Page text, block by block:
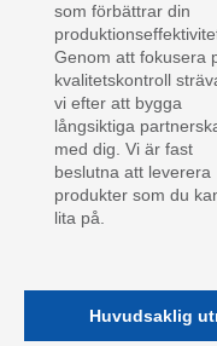
som förbättrar din
Genom att fokusera
kvalitetskontroll
vi efter att bygga
långsiktiga
med dig. Vi är fast
beslutna att leverera
produkter som du
lita på.
Huvudsaklig